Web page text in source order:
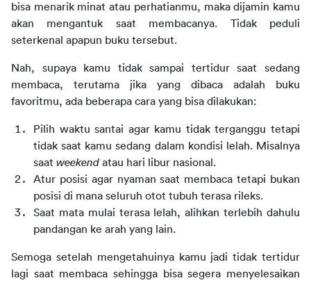
bisa menarik minat atau perhatianmu, maka dijamin kamu
akan mengantuk saat membacanya. Tidak peduli
seterkenal apapun buku tersebut.
Nah, supaya kamu tidak sampai tertidur saat sedang
membaca, terutama jika yang dibaca adalah buku
favoritmu, ada beberapa cara yang bisa dilakukan:
Pilih waktu santai agar kamu tidak terganggu tetapi
tidak saat kamu sedang dalam kondisi lelah. Misalnya
saat weekend atau hari libur nasional.
Atur posisi agar nyaman saat membaca tetapi bukan
posisi di mana seluruh otot tubuh terasa rileks.
Saat mata mulai terasa lelah, alihkan terlebih dahulu
pandangan ke arah yang lain.
Semoga setelah mengetahuinya kamu jadi tidak tertidur
lagi saat membaca sehingga bisa segera menyelesaikan